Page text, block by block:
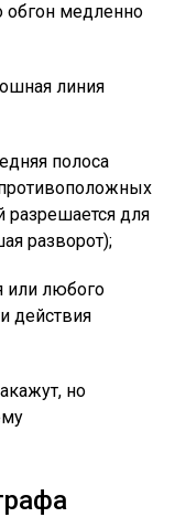
обгон медленно
линия
полоса
разрешается для
разворот);
или любого
действия
но